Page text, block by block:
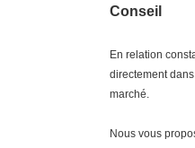
Conseil
En relation
directement
marché.
Nous vous